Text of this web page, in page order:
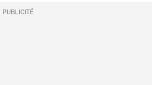
PUBLICITÉ